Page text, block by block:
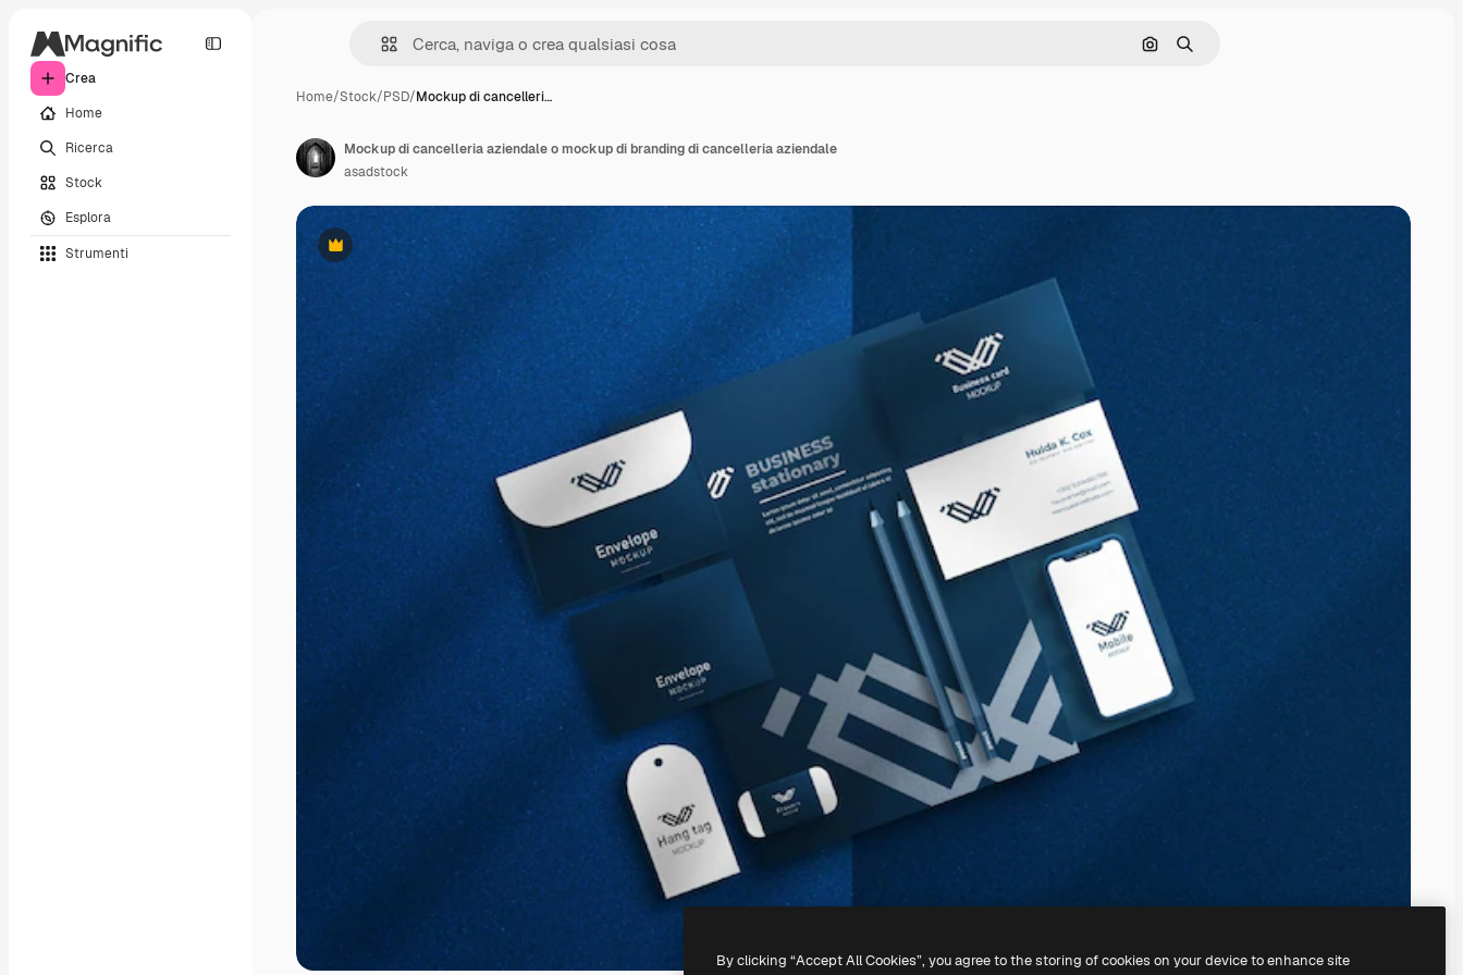
Crea
Home
Ricerca
Stock
Esplora
Strumenti
Cerca per immagine
Ricerca
Home/Stock/PSD/Mockup di cancelleri…
Premium
Mockup di cancelleria aziendale o mockup di branding di cancelleria aziendale
asadstock
By clicking “Accept All Cookies”, you agree to the storing of cookies on your device to enhance site